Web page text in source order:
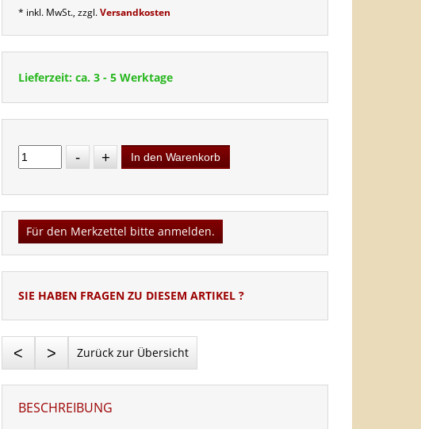
* inkl. MwSt., zzgl.Versandkosten
Lieferzeit: ca. 3 - 5 Werktage
- + In den Warenkorb
Für den Merkzettel bitte anmelden.
SIE HABEN FRAGEN ZU DIESEM ARTIKEL ?
< > Zurück zur Übersicht
BESCHREIBUNG